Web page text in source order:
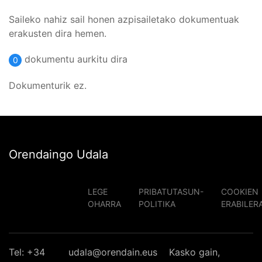
Saileko nahiz sail honen azpisailetako dokumentuak
erakusten dira hemen.
0 dokumentu aurkitu dira
Dokumenturik ez.
Orendaingo Udala
LEGE
OHARRA
PRIBATUTASUN-
POLITIKA
COOKIEN
Tel: +34
udala@orendain.eus
Kasko gain,